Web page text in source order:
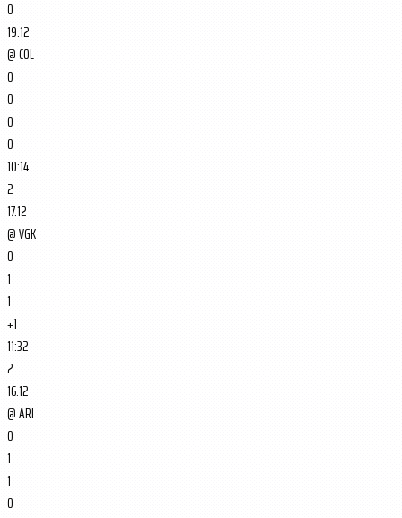
0
19.12
@COL
0
0
0
0
10:14
2
17.12
@VGK
0
1
1
+1
11:32
2
16.12
@ARI
0
1
1
0